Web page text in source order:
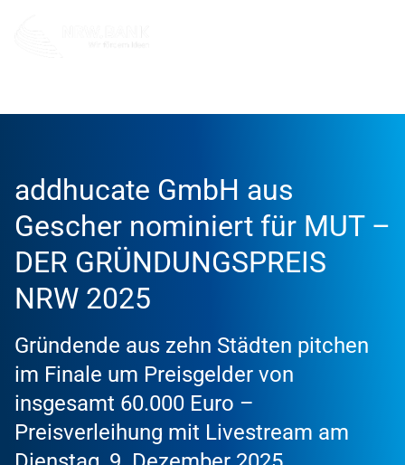
addhucate GmbH aus
Gescher nominiert für MUT –
DER GRÜNDUNGSPREIS
NRW 2025
Gründende aus zehn Städten pitchen
im Finale um Preisgelder von
insgesamt 60.000 Euro –
Preisverleihung mit Livestream am